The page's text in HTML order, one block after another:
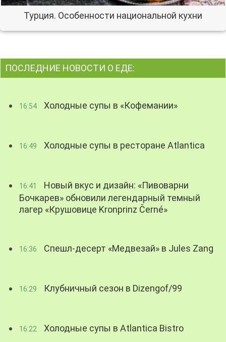
Турция. Особенности национальной кухни
ПОСЛЕДНИЕ НОВОСТИ О ЕДЕ:
16:54 Холодные супы в «Кофемании»
16:49 Холодные супы в ресторане Atlantica
16:41
Новый вкус и дизайн: «Пивоварни
Бочкарев» обновили легендарный темный
лагер «Крушовице Kronprinz Černé»
16:36 Спешл-десерт «Медвезай» в Jules Zang
16:29 Клубничный сезон в Dizengof/99
16:22 Холодные супы в Atlantica Bistro